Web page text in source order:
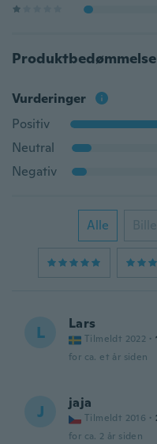
Vurderinger
Positiv
Neutral
Negativ
Alle
L Lars
Tilmeldt 2022 ·
for ca. et år siden
J jaja
Tilmeldt 2016 ·
for ca. 2 år siden